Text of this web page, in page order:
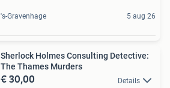
's-Gravenhage 5 aug 26
Sherlock Holmes Consulting Detective:
The Thames Murders
€ 30,00 Details